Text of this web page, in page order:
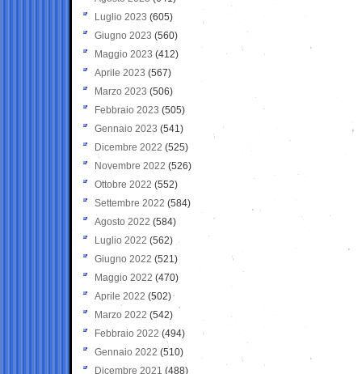
Luglio 2023 (605)
Giugno 2023 (560)
Maggio 2023 (412)
Aprile 2023 (567)
Marzo 2023 (506)
Febbraio 2023 (505)
Gennaio 2023 (541)
Dicembre 2022 (525)
Novembre 2022 (526)
Ottobre 2022 (552)
Settembre 2022 (584)
Agosto 2022 (584)
Luglio 2022 (562)
Giugno 2022 (521)
Maggio 2022 (470)
Aprile 2022 (502)
Marzo 2022 (542)
Febbraio 2022 (494)
Gennaio 2022 (510)
Dicembre 2021 (488)